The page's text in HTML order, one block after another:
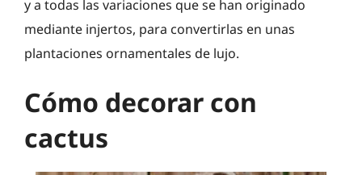
y a todas las variaciones que se han originado
mediante injertos, para convertirlas en unas
plantaciones ornamentales de lujo.
Cómo decorar con
cactus